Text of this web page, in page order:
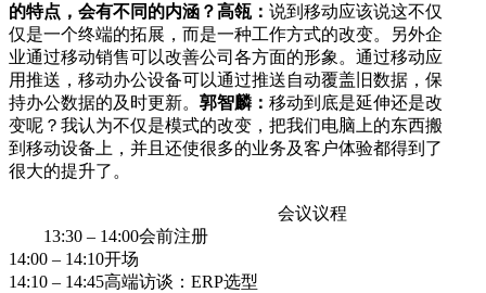
的特点，会有不同的内涵？高瓴： 说到移动应该说这不仅
仅是一个终端的拓展，而是一种工作方式的改变。另外企
业通过移动销售可以改善公司各方面的形象。通过移动应
用推送，移动办公设备可以通过推送自动覆盖旧数据，保
持办公数据的及时更新。 郭智麟： 移动到底是延伸还是改
变呢？我认为不仅是模式的改变，把我们电脑上的东西搬
到移动设备上，并且还使很多的业务及客户体验都得到了
很大的提升了。
会议议程
13:30 – 14:00会前注册
14:00 – 14:10开场
14:10 – 14:45高端访谈：ERP选型